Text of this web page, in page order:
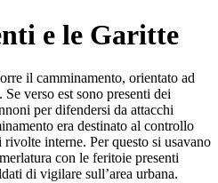
e le Garitte
il camminamento, orientato ad
verso est sono presenti dei
per difendersi da attacchi
era destinato al controllo
interne. Per questo si usavano
con le feritoie presenti
di vigilare sull’area urbana.